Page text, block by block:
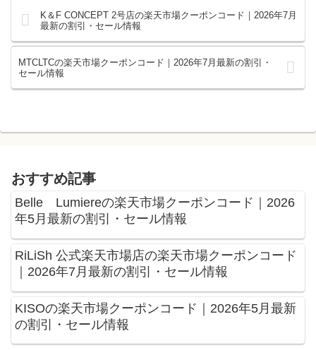
K＆F CONCEPT 2号店の楽天市場クーポンコード｜2026年7月
最新の割引・セール情報
MTCLTCの楽天市場クーポンコード｜2026年7月最新の割引・
セール情報
おすすめ記事
Belle Lumiereの楽天市場クーポンコード｜2026
年5月最新の割引・セール情報
RiLiSh 公式楽天市場店の楽天市場クーポンコード
｜2026年7月最新の割引・セール情報
KISOの楽天市場クーポンコード｜2026年5月最新
の割引・セール情報